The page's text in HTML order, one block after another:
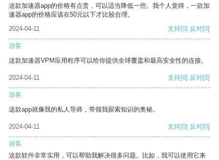
这款加速器app的价格有点贵，可以适当降低一些。我个人觉得，一款加
速器app的价格应该在50元以下才比较合理。
2024-04-11
支持[0] 反对[0]
游客
这款加速器VPM应用程序可以给你提供全球覆盖和最高安全性的连接。
2024-04-11 支持[0] 反对[0]
游客
这款app就像我的私人导师，带领我探索知识的奥秘。
2024-04-11 支持[0] 反对[0]
游客
这款软件非常实用，可以帮助我解决很多问题。比如，我可以使用它来